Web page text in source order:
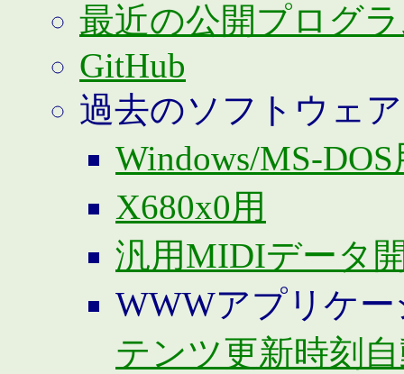
最近の公開プログ
GitHub
過去のソフトウェア
Windows/MS-DOS
X680x0用
汎用MIDIデータ
WWWアプリケ
テンツ更新時刻